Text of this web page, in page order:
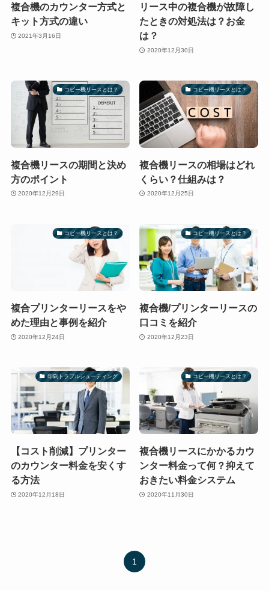
複合機のカウンター方式と
キット方式の違い
2021年3月16日
リース中の複合機が故障し
たときの対処法は？お金
は？
2020年12月30日
コピー機リースとは？
複合機リースの期間と決め
方のポイント
2020年12月29日
コピー機リースとは？
複合機リースの相場はどれ
くらい？仕組みは？
2020年12月25日
コピー機リースとは？
複合プリンターリースをや
めた理由と事例を紹介
2020年12月24日
コピー機リースとは？
複合機/プリンターリースの
口コミを紹介
2020年12月23日
印刷トラブルシューティング
【コスト削減】プリンター
のカウンター料金を安くす
る方法
2020年12月18日
コピー機リースとは？
複合機リースにかかるカウ
ンター料金って何？抑えて
おきたい料金システム
2020年11月30日
1